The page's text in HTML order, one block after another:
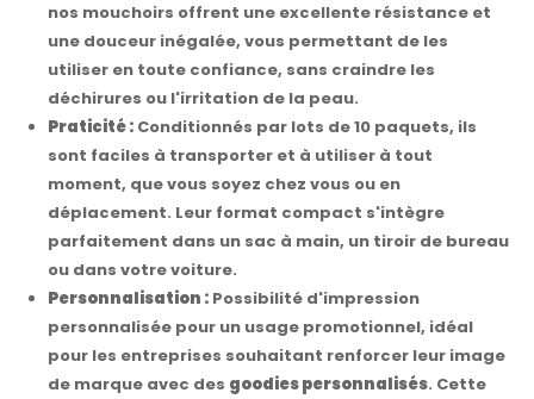
nos mouchoirs offrent une excellente résistance et
une douceur inégalée, vous permettant de les
utiliser en toute confiance, sans craindre les
déchirures ou l'irritation de la peau.
Praticité : Conditionnés par lots de 10 paquets, ils
sont faciles à transporter et à utiliser à tout
moment, que vous soyez chez vous ou en
déplacement. Leur format compact s'intègre
parfaitement dans un sac à main, un tiroir de bureau
ou dans votre voiture.
Personnalisation : Possibilité d'impression
personnalisée pour un usage promotionnel, idéal
pour les entreprises souhaitant renforcer leur image
de marque avec des goodies personnalisés. Cette